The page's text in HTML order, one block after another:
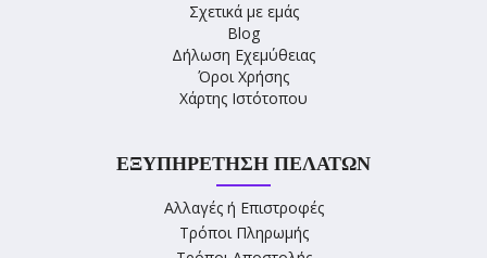
Σχετικά με εμάς
Blog
Δήλωση Εχεμύθειας
Όροι Χρήσης
Χάρτης Ιστότοπου
ΕΞΥΠΗΡΈΤΗΣΗ ΠΕΛΑΤΏΝ
Αλλαγές ή Επιστροφές
Τρόποι Πληρωμής